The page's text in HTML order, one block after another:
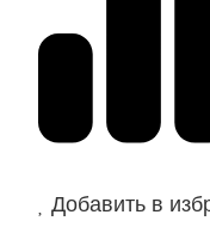
Добавить в